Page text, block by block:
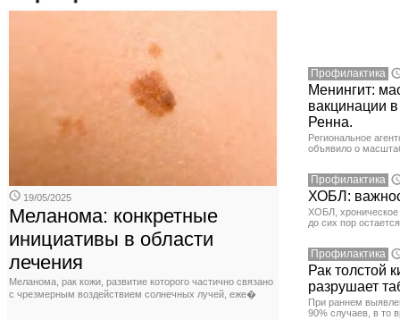
19/05/2025
Меланома: конкретные
инициативы в области
лечения
Меланома, рак кожи, развитие которого частично связано
с чрезмерным воздействием солнечных лучей, еже�
Профилактика
Менингит:
вакцинации
Ренна.
Региональное
объявило о
Профилактика
ХОБЛ:
ХОБЛ, хроническое
до сих пор
Профилактика
Рак толстой
разрушает
При раннем
90% случаев, в то